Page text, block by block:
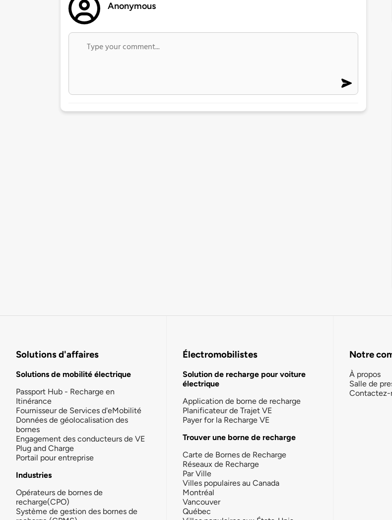
Anonymous
Solutions d'affaires
Solutions de mobilité électrique
Passport Hub - Recharge en
Itinérance
Fournisseur de Services d'eMobilité
Données de géolocalisation des
bornes
Engagement des conducteurs de VE
Plug and Charge
Portail pour entreprise
Industries
Opérateurs de bornes de
recharge(CPO)
Système de gestion des bornes de
Électromobilistes
Solution de recharge pour voiture
électrique
Application de borne de recharge
Planificateur de Trajet VE
Payer for la Recharge VE
Trouver une borne de recharge
Carte de Bornes de Recharge
Réseaux de Recharge
Par Ville
Villes populaires au Canada
Montréal
Vancouver
Québec
Notre
À propos
Salle de
Contactez-